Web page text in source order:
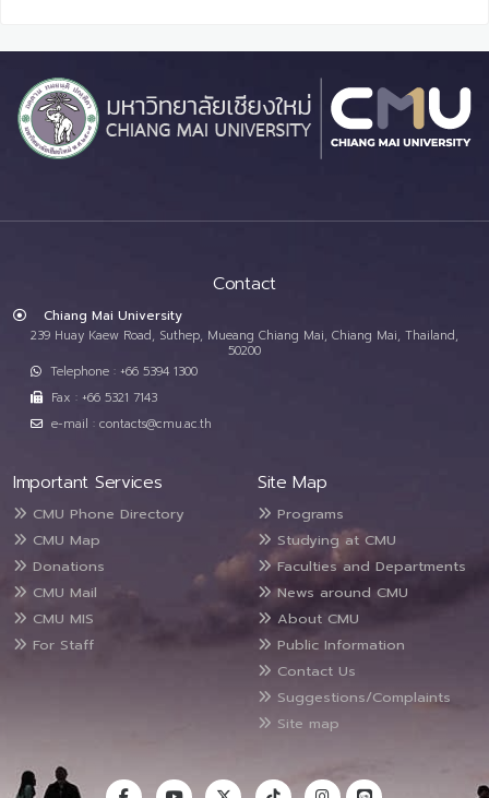
Contact
Chiang Mai University
239 Huay Kaew Road, Suthep, Mueang Chiang Mai, Chiang Mai, Thailand,
50200
Telephone : +66 5394 1300
Fax : +66 5321 7143
e-mail : contacts@cmu.ac.th
Important Services
CMU Phone Directory
CMU Map
Donations
CMU Mail
CMU MIS
For Staff
Site Map
Programs
Studying at CMU
Faculties and Departments
News around CMU
About CMU
Public Information
Contact Us
Suggestions/Complaints
Site map